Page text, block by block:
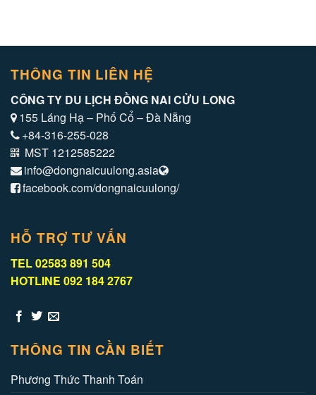
THÔNG TIN LIÊN HỆ
CÔNG TY DU LỊCH ĐỒNG NAI CỬU LONG
155 Láng Hạ – Phố Cổ – Đà Nẵng
+84-316-255-028
MST 1212585222
info@dongnaicuulong.asia
facebook.com/dongnaicuulong/
HỖ TRỢ TƯ VẤN
TEL 02583 891 504
HOTLINE 092 184 2767
THÔNG TIN CẦN BIẾT
Phương Thức Thanh Toán